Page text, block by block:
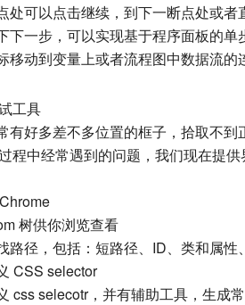
处可以点击继续，到下一断点处或者
下一步，可以实现基于程序面板的单
移动到变量上或者流程图中数据流
工具
有好多差不多位置的框子，拾取不
程中经常遇到的问题，我们现在提
树供你浏览查看
路径，包括：短路径、ID、类和属性
CSS selector
css selecotr，并有辅助工具，生成